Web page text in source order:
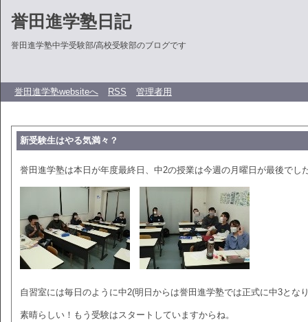
誉田進学塾日記
誉田進学塾中学受験部/高校受験部のブログです
誉田進学塾websiteへ RSS 管理者用
新受験生はやる気満々？
誉田進学塾は本日が年度最終日、中2の授業は今週の月曜日が最後でし
自習室には毎日のように中2(明日からは誉田進学塾では正式に中3とな
素晴らしい！もう受験はスタートしていますからね。